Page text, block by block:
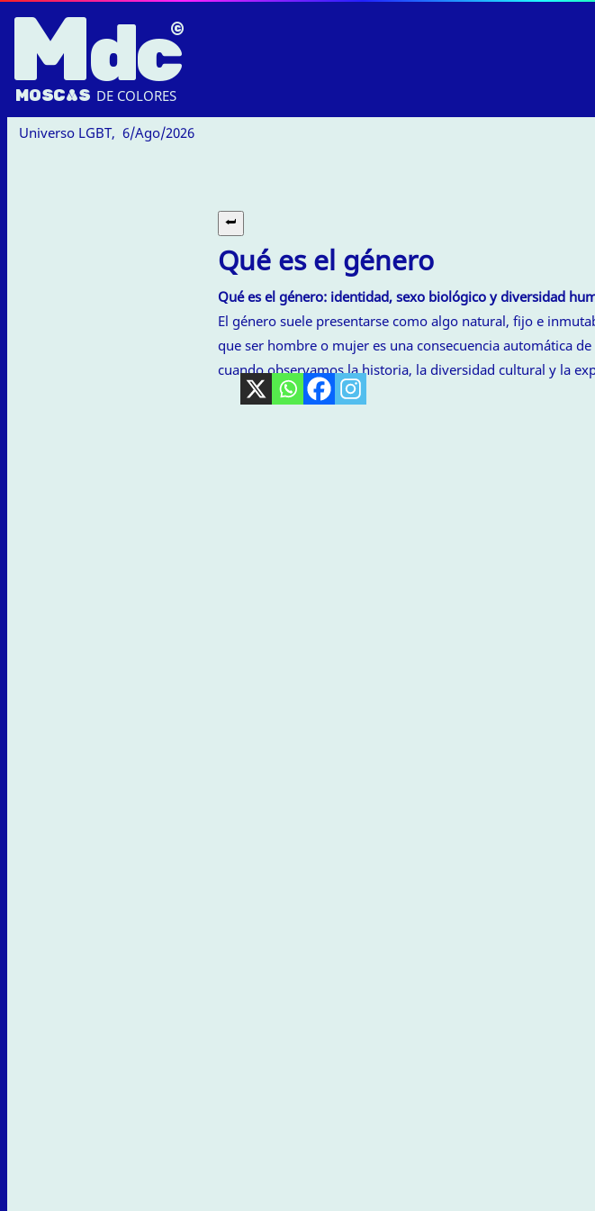
Mdc
MOSCAS DE COLORES
Universo LGBT, 6/Ago/2026
Qué es el género
Qué es el género: identidad, sexo biológico y diversidad
El género suele presentarse como algo natural, fijo e
que ser hombre o mujer es una consecuencia automática
cuando observamos la historia, la diversidad cultural y la